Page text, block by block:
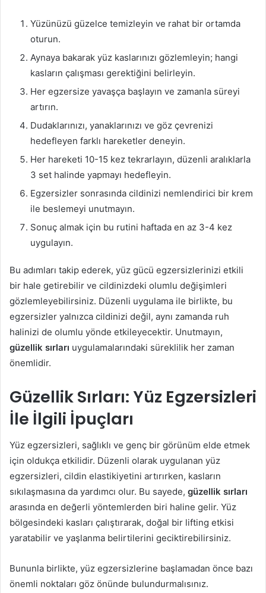
Yüzünüzü güzelce temizleyin ve rahat bir ortamda
oturun.
Aynaya bakarak yüz kaslarınızı gözlemleyin; hangi
kasların çalışması gerektiğini belirleyin.
Her egzersize yavaşça başlayın ve zamanla süreyi
artırın.
Dudaklarınızı, yanaklarınızı ve göz çevrenizi
hedefleyen farklı hareketler deneyin.
Her hareketi 10-15 kez tekrarlayın, düzenli aralıklarla
3 set halinde yapmayı hedefleyin.
Egzersizler sonrasında cildinizi nemlendirici bir krem
ile beslemeyi unutmayın.
Sonuç almak için bu rutini haftada en az 3-4 kez
uygulayın.
Bu adımları takip ederek, yüz gücü egzersizlerinizi etkili
bir hale getirebilir ve cildinizdeki olumlu değişimleri
gözlemleyebilirsiniz. Düzenli uygulama ile birlikte, bu
egzersizler yalnızca cildinizi değil, aynı zamanda ruh
halinizi de olumlu yönde etkileyecektir. Unutmayın,
güzellik sırları uygulamalarındaki süreklilik her zaman
önemlidir.
Güzellik Sırları: Yüz Egzersizleri
İle İlgili İpuçları
Yüz egzersizleri, sağlıklı ve genç bir görünüm elde etmek
için oldukça etkilidir. Düzenli olarak uygulanan yüz
egzersizleri, cildin elastikiyetini artırırken, kasların
sıkılaşmasına da yardımcı olur. Bu sayede, güzellik sırları
arasında en değerli yöntemlerden biri haline gelir. Yüz
bölgesindeki kasları çalıştırarak, doğal bir lifting etkisi
yaratabilir ve yaşlanma belirtilerini geciktirebilirsiniz.
Bununla birlikte, yüz egzersizlerine başlamadan önce bazı
önemli noktaları göz önünde bulundurmalısınız.